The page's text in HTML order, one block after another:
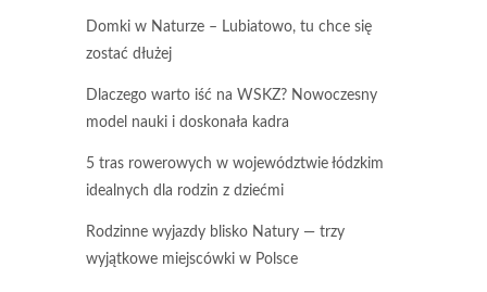
Domki w Naturze – Lubiatowo, tu chce się
zostać dłużej
Dlaczego warto iść na WSKZ? Nowoczesny
model nauki i doskonała kadra
5 tras rowerowych w województwie łódzkim
idealnych dla rodzin z dziećmi
Rodzinne wyjazdy blisko Natury — trzy
wyjątkowe miejscówki w Polsce